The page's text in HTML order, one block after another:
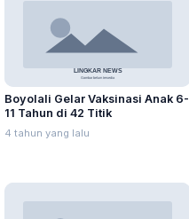
Boyolali Gelar Vaksinasi Anak 6-
11 Tahun di 42 Titik
4 tahun yang lalu